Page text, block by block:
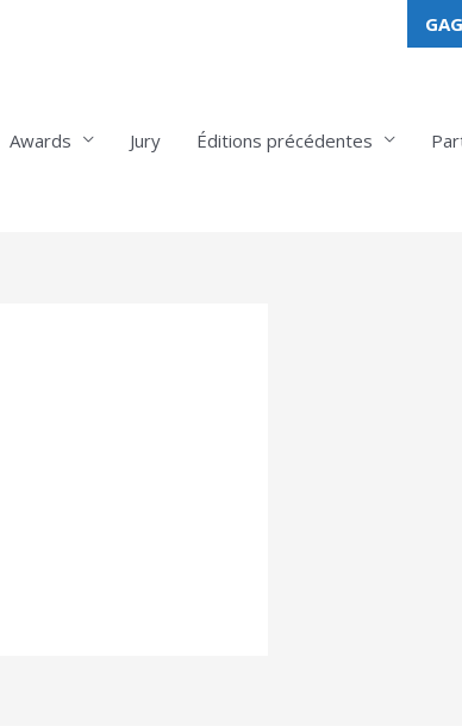
Awards Jury Éditions précédentes